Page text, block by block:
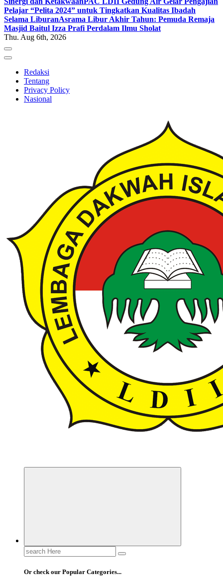
Pelajar “Pelita 2024” untuk Tingkatkan Kualitas Ibadah
Selama LiburanAsrama Libur Akhir Tahun: Pemuda Remaja
Masjid Baitul Izza Prafi Perdalam Ilmu Sholat
Thu. Aug 6th, 2026
Redaksi
Tentang
Privacy Policy
Nasional
Search
for:
Or check our Popular Categories...